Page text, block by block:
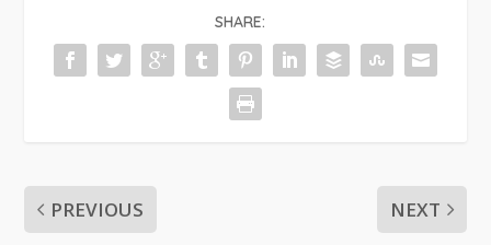
SHARE:
PREVIOUS NEXT